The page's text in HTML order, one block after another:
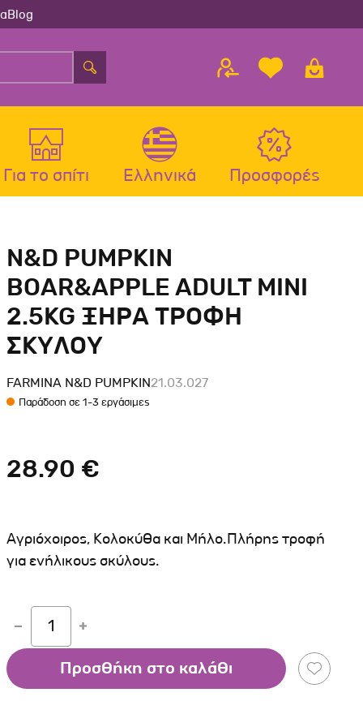
Blog
Μπολ-Ταιστρες-Ποτίστρες Σκύλου
Περιλαίμια Σκύλου
Σαμαράκια Σκύλου
Οδηγοί-Πτυσσόμενοι Οδηγοί
Αλυσίδες-Φίμωτρα Σκύλου
Ταυτότητες Σκύλου
Εκπαίδευση Σκύλου
Μπολ-Ταιστρες-Ποτίστρες Γάτας
Περιλαίμια-Σαμαράκια Γάτας
Παιχνίδια Γάτας
Ονυχοδρόμια Γάτας
Ταυτότητες Γάτας
Οδηγοί Γάτας
Για το σπίτι Ελληνικά Προσφορές
N&D PUMPKIN
BOAR&APPLE ADULT MINI
2.5KG ΞΗΡΑ ΤΡΟΦΗ
ΣΚΥΛΟΥ
FARMINA N&D PUMPKIN21.03.027
Παράδοση σε 1-3 εργάσιμες
28.90 €
Αγριόχοιρος, Κολοκύθα και Μήλο.Πλήρης τροφή
για ενήλικους σκύλους.
1
Προσθήκη στο καλάθι